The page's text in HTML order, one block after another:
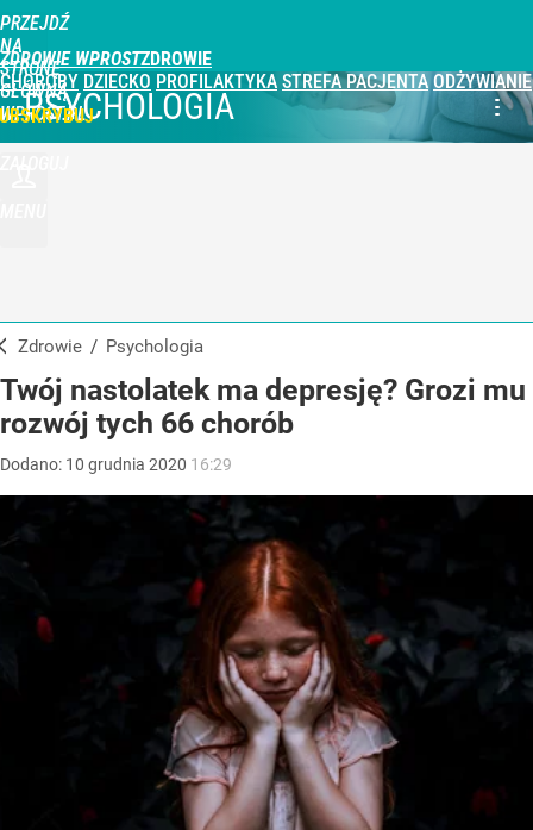
PRZEJDŹ
NA
STRONĘ
GŁÓWNĄ
WPROST.PL
ZDROWIE WPROST
CHOROBY DZIECKO PROFILAKTYKA STREFA PACJENTA ODŻYWIANIE
PSYCHOLOGIA
Zdrowie / Psychologia
Twój nastolatek ma depresję? Grozi mu
rozwój tych 66 chorób
Dodano: 10 grudnia 2020 16:29